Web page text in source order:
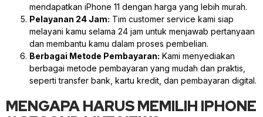
mendapatkan iPhone 11 dengan harga yang lebih murah.
Pelayanan 24 Jam: Tim customer service kami siap
melayani kamu selama 24 jam untuk menjawab pertanyaan
dan membantu kamu dalam proses pembelian.
Berbagai Metode Pembayaran: Kami menyediakan
berbagai metode pembayaran yang mudah dan praktis,
seperti transfer bank, kartu kredit, dan pembayaran digital.
MENGAPA HARUS MEMILIH IPHONE